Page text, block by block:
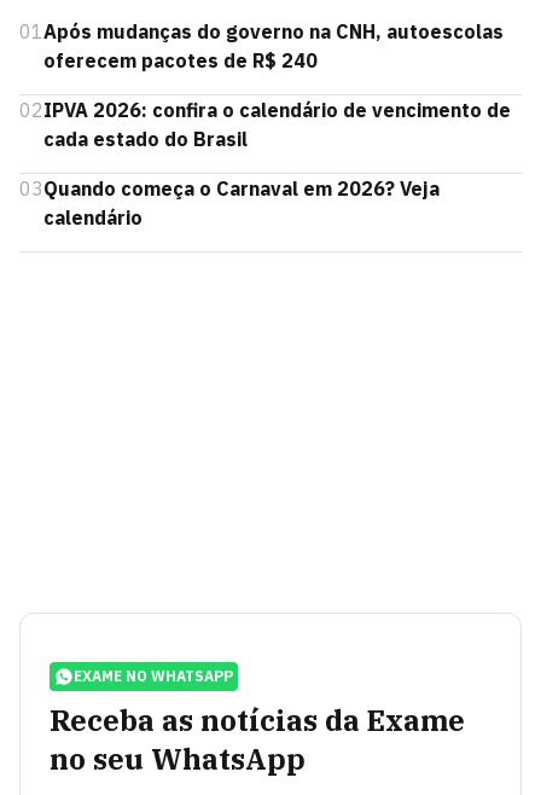
01Após mudanças do governo na CNH, autoescolas
oferecem pacotes de R$ 240
02IPVA 2026: confira o calendário de vencimento de
cada estado do Brasil
03Quando começa o Carnaval em 2026? Veja
calendário
EXAME NO WHATSAPP
Receba as notícias da Exame
no seu WhatsApp